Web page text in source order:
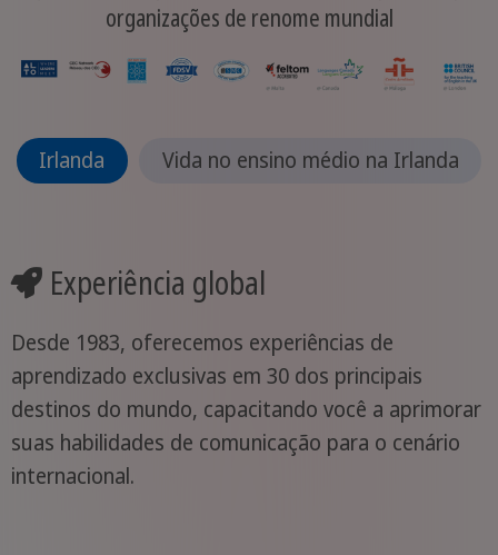
organizações de renome mundial
Irlanda Vida no ensino médio na Irlanda
Experiência global
Desde 1983, oferecemos experiências de
aprendizado exclusivas em 30 dos principais
destinos do mundo, capacitando você a aprimorar
suas habilidades de comunicação para o cenário
internacional.